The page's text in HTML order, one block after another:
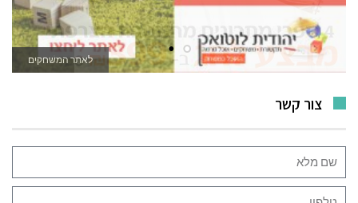
לאתר המשחקים
צור קשר